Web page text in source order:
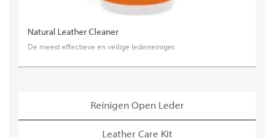
Natural Leather Cleaner
De meest effectieve en veilige lederreiniger.
Reinigen Open Leder
Leather Care Kit